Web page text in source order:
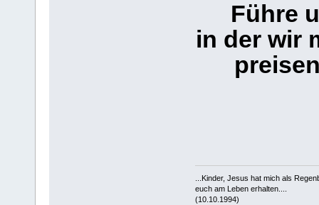
Führe
in der wir
...Kinder, Jesus hat mich als
euch am Leben erhalten....
(10.10.1994)